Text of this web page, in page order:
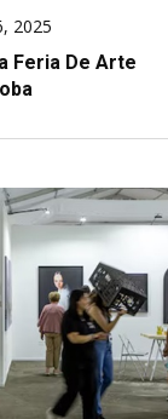
2025
Feria De Arte